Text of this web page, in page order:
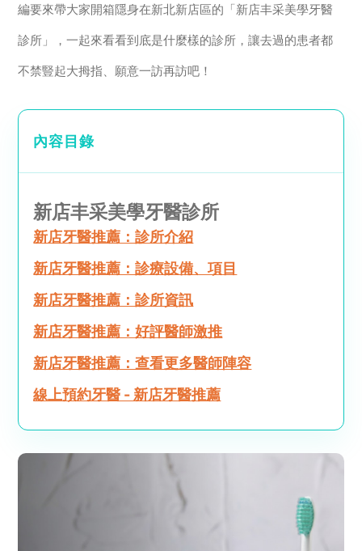
編要來帶大家開箱隱身在新北新店區的「新店丰采美學牙醫
診所」，一起來看看到底是什麼樣的診所，讓去過的患者都
不禁豎起大拇指、願意一訪再訪吧！
內容目錄
新店丰采美學牙醫診所
新店牙醫推薦：診所介紹
新店牙醫推薦：診療設備、項目
新店牙醫推薦：診所資訊
新店牙醫推薦：好評醫師激推
新店牙醫推薦：查看更多醫師陣容
線上預約牙醫 - 新店牙醫推薦